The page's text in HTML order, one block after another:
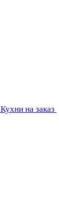
Кухни на заказ